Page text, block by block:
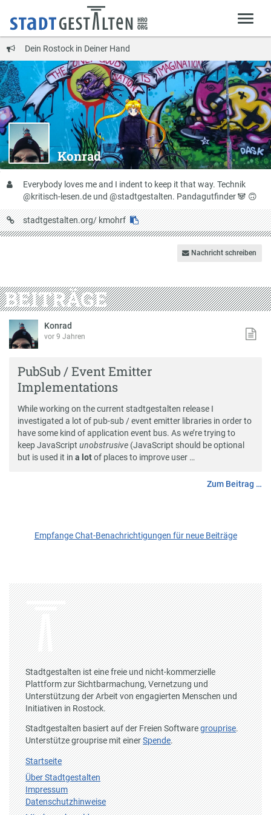
Dein Rostock in Deiner Hand
Konrad
Über
mich
Everybody loves me and I indent to keep it that way. Technik
@kritisch-lesen.de und @stadtgestalten. Pandagutfinder 🐼 🙃
URL
auf
stadtgestalten.org/ kmohrf
Nachricht schreiben
BEITRÄGE
Konrad
vor 9 Jahren
PubSub / Event Emitter
Implementations
While working on the current stadtgestalten release I
investigated a lot of pub-sub / event emitter libraries in order to
have some kind of application event bus. As we’re trying to
keep JavaScript unobstrusive(JavaScript should be optional
but is used it in a lotof places to improve user …
Zum Beitrag …
Empfange Chat-Benachrichtigungen für neue Beiträge
Stadtgestalten ist eine freie und nicht-kommerzielle
Plattform zur Sichtbarmachung, Vernetzung und
Unterstützung der Arbeit von engagierten Menschen und
Initiativen in Rostock.
Stadtgestalten basiert auf der Freien Softwaregrouprise.
Unterstütze grouprise mit einerSpende.
Startseite
Über Stadtgestalten
Impressum
Datenschutzhinweise